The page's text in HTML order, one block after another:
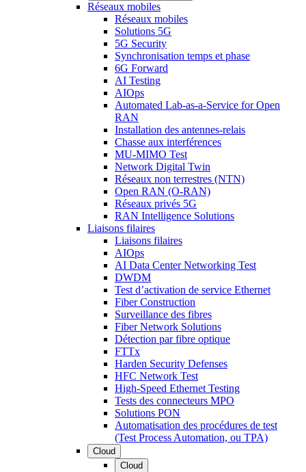
Réseaux mobiles
Réseaux mobiles
Solutions 5G
5G Security
Synchronisation temps et phase
6G Forward
AI Testing
AIOps
Automated Lab-as-a-Service for Open
RAN
Installation des antennes-relais
Chasse aux interférences
MU-MIMO Test
Network Digital Twin
Réseaux non terrestres (NTN)
Open RAN (O-RAN)
Réseaux privés 5G
RAN Intelligence Solutions
Liaisons filaires
Liaisons filaires
AIOps
AI Data Center Networking Test
DWDM
Test d’activation de service Ethernet
Fiber Construction
Surveillance des fibres
Fiber Network Solutions
Détection par fibre optique
FTTx
Harden Security Defenses
HFC Network Test
High-Speed Ethernet Testing
Tests des connecteurs MPO
Solutions PON
Automatisation des procédures de test
(Test Process Automation, ou TPA)
Cloud
Cloud